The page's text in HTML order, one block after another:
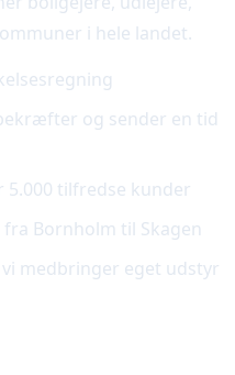
i hele landet.
og sender en tid
5.000 tilfredse kunder
fra Bornholm til Skagen
vi medbringer eget udstyr